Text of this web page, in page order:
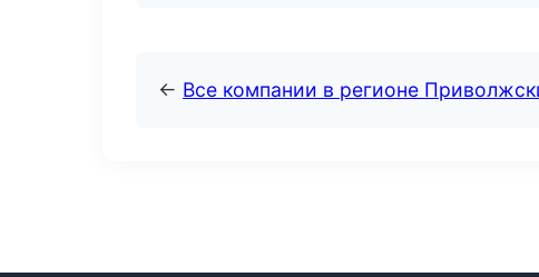
← Все компании в регионе